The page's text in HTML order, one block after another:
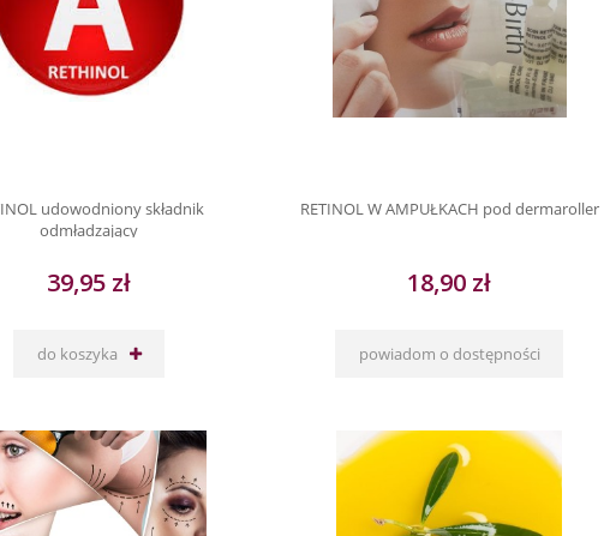
udowodniony składnik
odmładzający
39,95 zł
do koszyka
RETINOL W AMPUŁKACH pod dermaroller
18,90 zł
powiadom o dostępności